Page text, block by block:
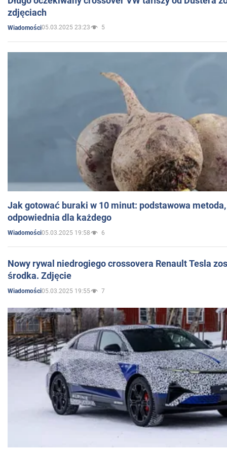
zdjęciach
Wiadomości05.03.2025 23:23 5
Jak gotować buraki w 10 minut: podstawowa
odpowiednia dla każdego
Wiadomości05.03.2025 19:58 6
Nowy rywal niedrogiego crossovera Renault Tesla
środka. Zdjęcie
Wiadomości05.03.2025 19:55 7